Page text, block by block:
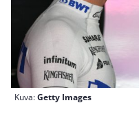
Kuva:Getty Images